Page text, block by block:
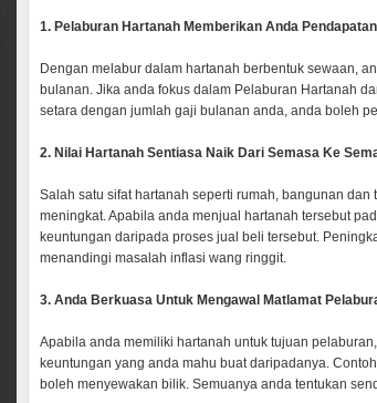
1. Pelaburan Hartanah Memberikan Anda
Dengan melabur dalam hartanah berbentuk sewaan,
bulanan. Jika anda fokus dalam Pelaburan Hartanah
setara dengan jumlah gaji bulanan anda, anda boleh
2. Nilai Hartanah Sentiasa Naik Dari Semasa Ke
Salah satu sifat hartanah seperti rumah, bangunan
meningkat. Apabila anda menjual hartanah tersebut
keuntungan daripada proses jual beli tersebut.
menandingi masalah inflasi wang ringgit.
3. Anda Berkuasa Untuk Mengawal Matlamat
Apabila anda memiliki hartanah untuk tujuan
keuntungan yang anda mahu buat daripadanya.
boleh menyewakan bilik. Semuanya anda tentukan